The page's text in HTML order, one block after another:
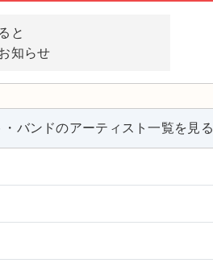
と
知らせ
バンドのアーティスト一覧を見る